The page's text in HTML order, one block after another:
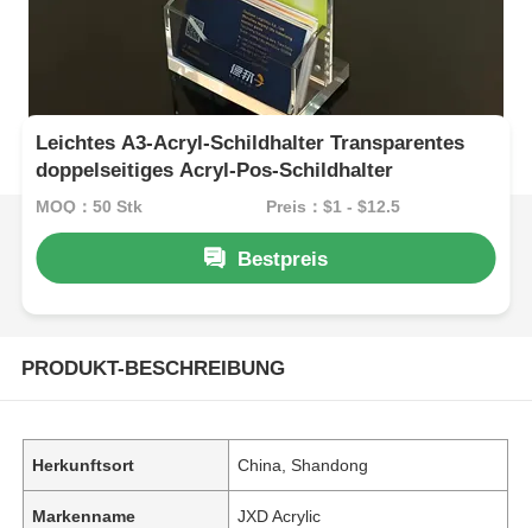
Leichtes A3-Acryl-Schildhalter Transparentes
doppelseitiges Acryl-Pos-Schildhalter
MOQ：50 Stk Preis：$1 - $12.5
Bestpreis
PRODUKT-BESCHREIBUNG
Herkunftsort China, Shandong
Markenname JXD Acrylic